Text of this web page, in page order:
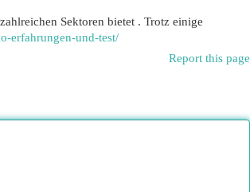
Sektoren bietet . Trotz einige
erfahrungen-und-test/
Report this page